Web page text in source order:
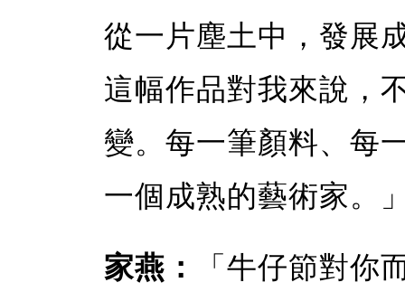
從一片塵土中，發展
這幅作品對我來說，
變。每一筆顏料、每
一個成熟的藝術家。
家燕： 「牛仔節對你